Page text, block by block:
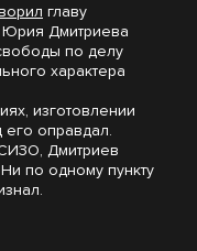
главу
Юрия Дмитриева
по делу
характера
изготовлении
оправдал.
Дмитриев
по одному пункту